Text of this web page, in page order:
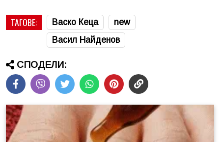
ТАГОВЕ: Васко Кеца
new
Васил Найденов
СПОДЕЛИ: